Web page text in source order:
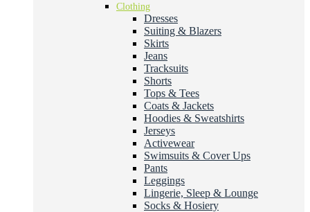
Clothing
Dresses
Suiting & Blazers
Skirts
Jeans
Tracksuits
Shorts
Tops & Tees
Coats & Jackets
Hoodies & Sweatshirts
Jerseys
Activewear
Swimsuits & Cover Ups
Pants
Leggings
Lingerie, Sleep & Lounge
Socks & Hosiery